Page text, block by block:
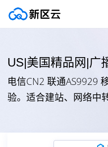
订购产品
帮助新闻
US|美国精品网|广
电信CN2 联通AS9929
验。适合建站、网络中